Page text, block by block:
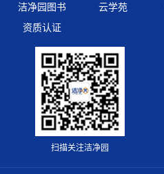
洁净园图书
云学苑
资质认证
扫描关注洁净园